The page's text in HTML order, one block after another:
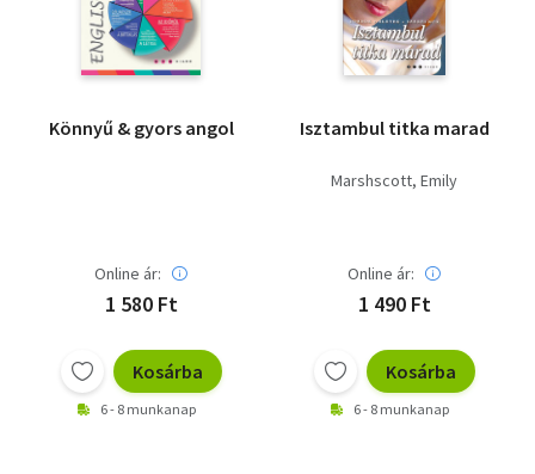
Könnyű & gyors angol
Online ár:
1 580 Ft
Kosárba
6 - 8 munkanap
Isztambul titka marad
Marshscott, Emily
Online ár:
1 490 Ft
Kosárba
6 - 8 munkanap